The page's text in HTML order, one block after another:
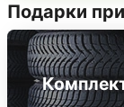
Подарки